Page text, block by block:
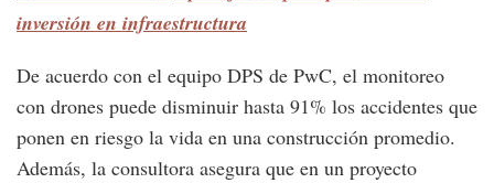
inversión en infraestructura
De acuerdo con el equipo DPS de PwC, el monitoreo
con drones puede disminuir hasta 91% los accidentes que
ponen en riesgo la vida en una construcción promedio.
Además, la consultora asegura que en un proyecto